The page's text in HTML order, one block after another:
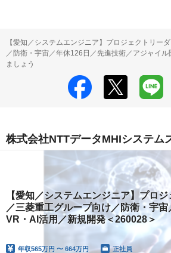
【愛知／システムエンジニア】プロジェクトリー
／防衛・宇宙／年休126日／先進技術／アジャイ
ましょう
株式会社NTTデータMHIシステム
【愛知／システムエンジニア】プロ
／三菱重工グループ向け／防衛・宇
VR・AI活用／新規開発＜260028＞
年収565万円 〜 664万円 正社員